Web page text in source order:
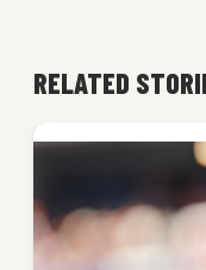
RELATED